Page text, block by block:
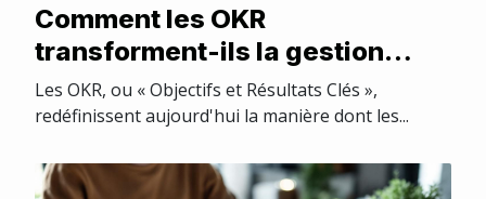
Comment les OKR
transforment-ils la gestion
stratégique en entreprise ?
Les OKR, ou « Objectifs et Résultats Clés »,
redéfinissent aujourd'hui la manière dont les...